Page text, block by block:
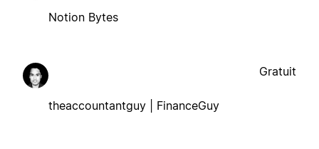
Notion Bytes
theaccountantguy | FinanceGuy
Gratuit